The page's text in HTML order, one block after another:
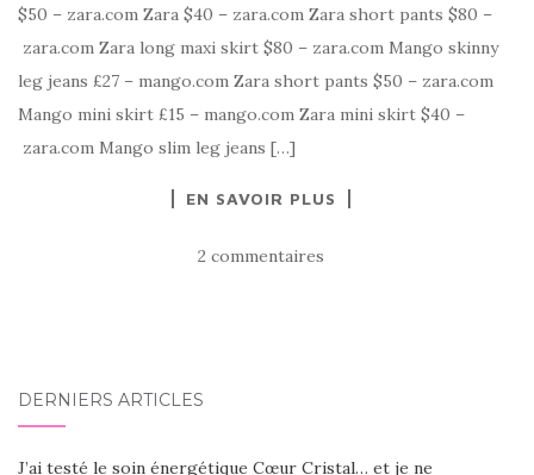
$50 – zara.com Zara $40 – zara.com Zara short pants $80 –
zara.com Zara long maxi skirt $80 – zara.com Mango skinny
leg jeans £27 – mango.com Zara short pants $50 – zara.com
Mango mini skirt £15 – mango.com Zara mini skirt $40 –
zara.com Mango slim leg jeans […]
EN SAVOIR PLUS
2 commentaires
DERNIERS ARTICLES
J’ai testé le soin énergétique Cœur Cristal… et je ne